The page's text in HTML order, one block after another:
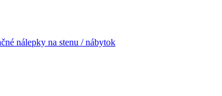
nálepky na stenu / nábytok